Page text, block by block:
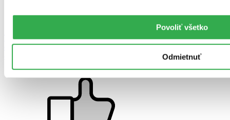
Povoliť všetko
Odmietnuť
Tovar skladom
expedujeme